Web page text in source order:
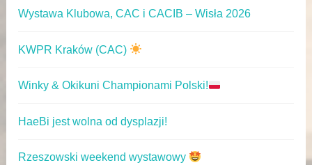
Wystawa Klubowa, CAC i CACIB – Wisła 2026
KWPR Kraków (CAC)
Winky & Okikuni Championami Polski!
HaeBi jest wolna od dysplazji!
Rzeszowski weekend wystawowy